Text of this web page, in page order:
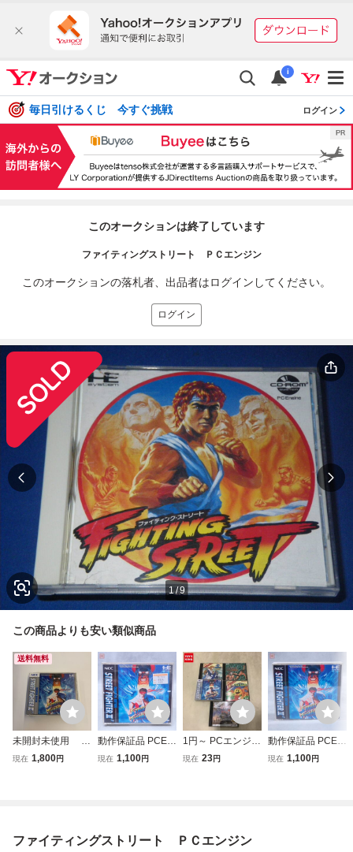
i
毎日引けるくじ 今すぐ挑戦 ログイン
このオークションは終了しています
ファイティングストリート ＰＣエンジン
このオークションの落札者、出品者はログインしてください。
ログイン
1/9
この商品よりも安い類似商品
送料無料
未開封未使用 P
Cエンジン HuCA
現在 1,800円
動作保証品 PCE P
Cエンジン PCE ス
現在 1,100円
1円～ PCエンジン
HuCARD ドラゴ
現在 23円
動作保証品 PCE P
Cエンジン Huカー
現在 1,100円
ファイティングストリート ＰＣエンジン